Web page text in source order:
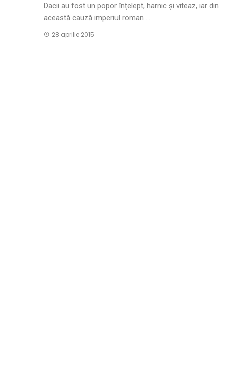
Dacii au fost un popor înțelept, harnic și viteaz, iar din
această cauză imperiul roman ...
28 aprilie 2015